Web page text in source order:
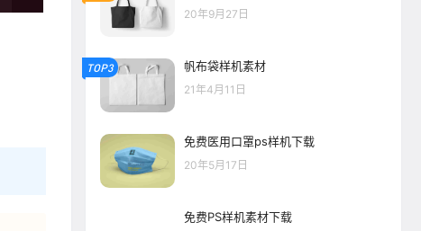
20年9月27日
TOP3 帆布袋样机素材
21年4月11日
免费医用口罩ps样机下载
20年5月17日
免费PS样机素材下载